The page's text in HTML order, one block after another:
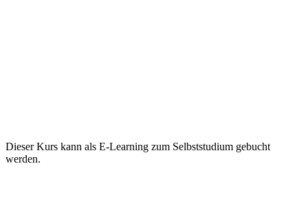
Dieser Kurs kann als E-Learning zum Selbststudium gebucht
werden.